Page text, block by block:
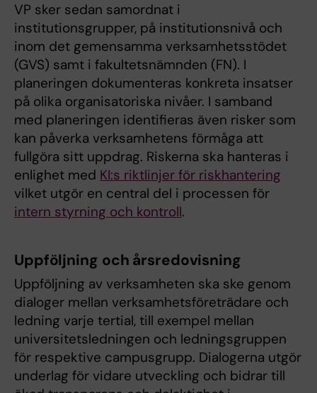
VP sker sedan samordnat i
institutionsgrupper, på institutionsnivå och
inom det gemensamma verksamhetsstödet
(GVS) samt i fakultetsnämnden (FN). I
planeringen dokumenteras konkreta insatser
på olika organisatoriska nivåer. I samband
med planeringen identifieras även risker som
kan påverka verksamhetens förmåga att
fullgöra sitt uppdrag. Riskerna ska hanteras i
enlighet med KI:s riktlinjer för riskhantering
vilket utgör en central del i processen för
intern styrning och kontroll.
Uppföljning och årsredovisning
Uppföljning av verksamheten ska ske genom
dialoger mellan verksamhetsföreträdare och
ledning varje tertial, till exempel mellan
universitetsledningen och ledningsgruppen
för respektive campusgrupp. Dialogerna utgör
underlag för vidare utveckling och bidrar till